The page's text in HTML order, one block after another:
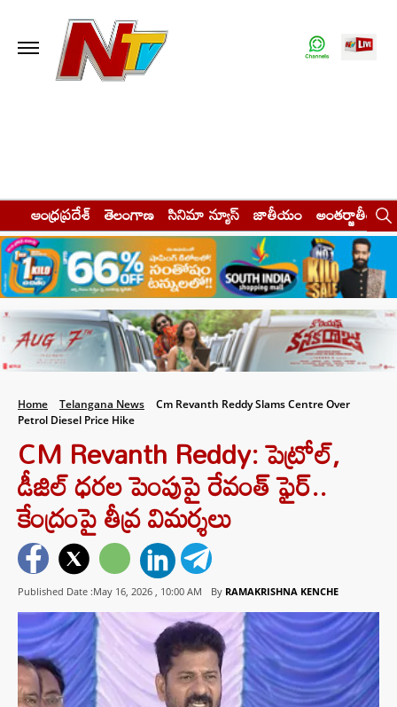
ఆంధ్రప్రదేశ్ తెలంగాణ సినిమా న్యూస్ జాతీయం అంతర్జాతీయం
Home Telangana News
Cm Revanth Reddy Slams Centre Over
Petrol Diesel Price Hike
CM Revanth Reddy: పెట్రోల్,
డీజిల్ ధరల పెంపుపై రేవంత్ ఫైర్..
కేంద్రంపై తీవ్ర విమర్శలు
Published Date :May 16, 2026 , 10:00 AM By RAMAKRISHNA KENCHE